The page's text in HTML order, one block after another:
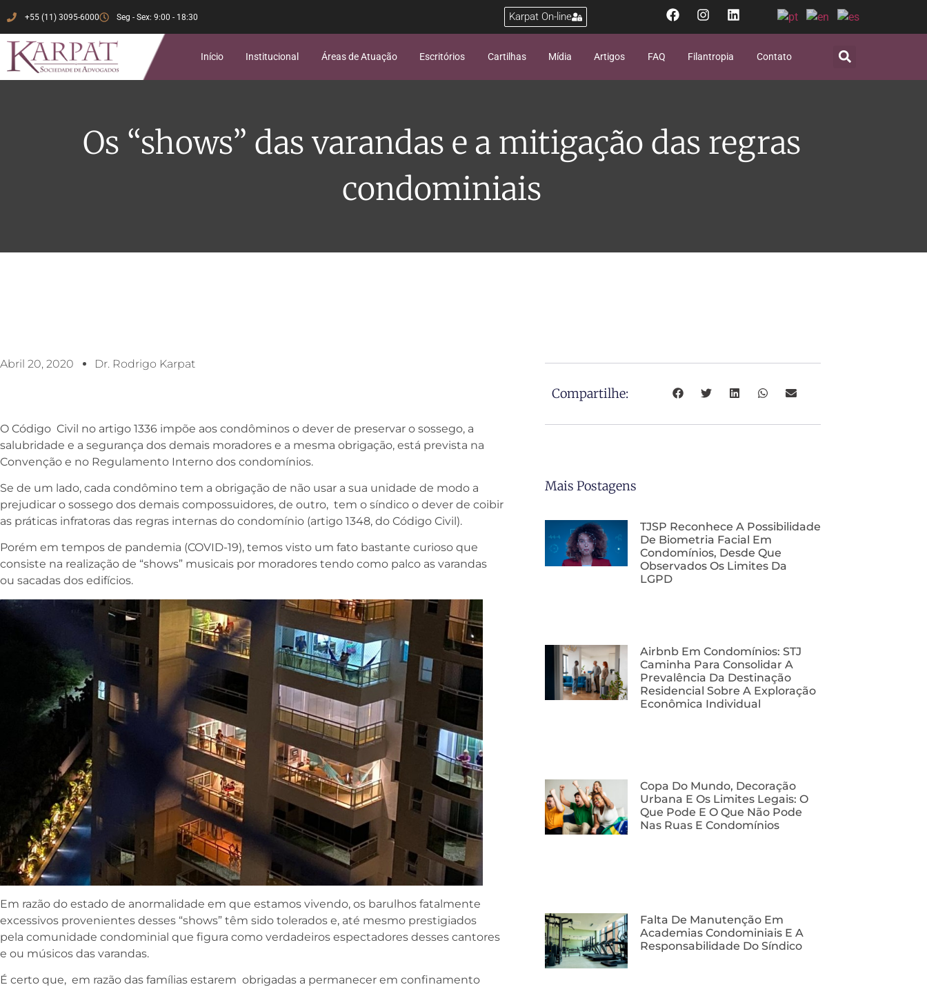
+55 (11) 3095-6000 Seg - Sex: 9:00 - 18:30 Karpat On-line
Início Institucional Áreas de Atuação Escritórios Cartilhas Mídia Artigos FAQ Filantropia Contato
Os “shows” das varandas e a mitigação das regras
condominiais
Abril 20, 2020 Dr. Rodrigo Karpat
O Código Civil no artigo 1336 impõe aos condôminos o dever de preservar o sossego, a
salubridade e a segurança dos demais moradores e a mesma obrigação, está prevista na
Convenção e no Regulamento Interno dos condomínios.
Se de um lado, cada condômino tem a obrigação de não usar a sua unidade de modo a
prejudicar o sossego dos demais compossuidores, de outro, tem o síndico o dever de coibir
as práticas infratoras das regras internas do condomínio (artigo 1348, do Código Civil).
Porém em tempos de pandemia (COVID-19), temos visto um fato bastante curioso que
consiste na realização de “shows” musicais por moradores tendo como palco as varandas
ou sacadas dos edifícios.
Em razão do estado de anormalidade em que estamos vivendo, os barulhos fatalmente
excessivos provenientes desses “shows” têm sido tolerados e, até mesmo prestigiados
pela comunidade condominial que figura como verdadeiros espectadores desses cantores
e ou músicos das varandas.
É certo que, em razão das famílias estarem obrigadas a permanecer em confinamento
Compartilhe:
Mais Postagens
TJSP Reconhece A Possibilidade
De Biometria Facial Em
Condomínios, Desde Que
Observados Os Limites Da
LGPD
Airbnb Em Condomínios: STJ
Caminha Para Consolidar A
Prevalência Da Destinação
Residencial Sobre A Exploração
Econômica Individual
Copa Do Mundo, Decoração
Urbana E Os Limites Legais: O
Que Pode E O Que Não Pode
Nas Ruas E Condomínios
Falta De Manutenção Em
Academias Condominiais E A
Responsabilidade Do Síndico